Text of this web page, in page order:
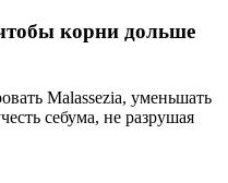
корни дольше
Malassezia, уменьшать
себума, не разрушая